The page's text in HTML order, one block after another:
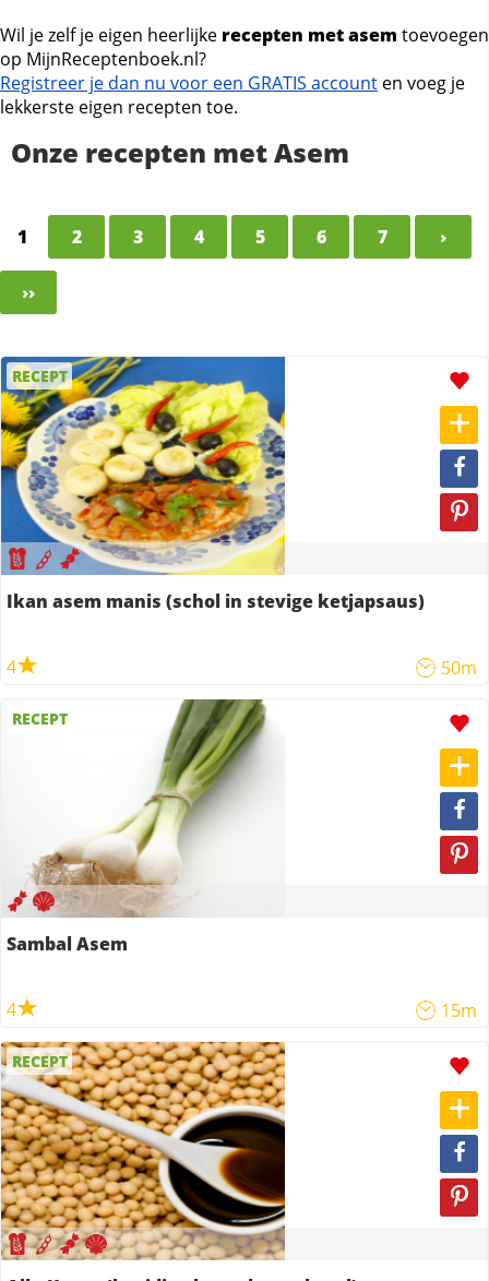
Wil je zelf je eigen heerlijke recepten met asem toevoegen
op MijnReceptenboek.nl?
Registreer je dan nu voor een GRATIS account en voeg je
lekkerste eigen recepten toe.
Onze recepten met Asem
1 2 3 4 5 6 7 ›
››
RECEPT
Ikan asem manis (schol in stevige ketjapsaus)
4 50m
RECEPT
Sambal Asem
4 15m
RECEPT